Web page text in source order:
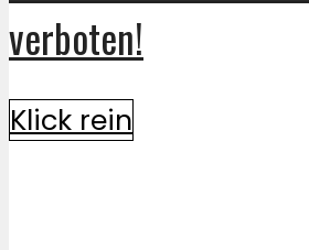
verboten!
Klick rein